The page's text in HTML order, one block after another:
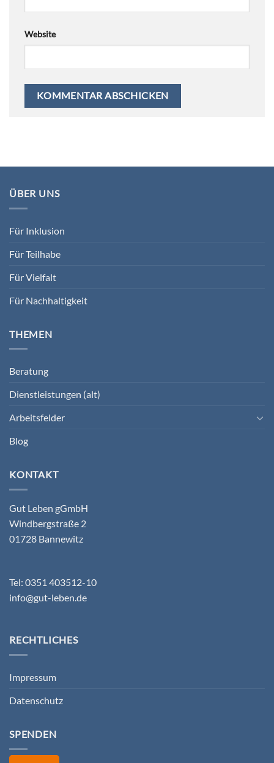
Website
ÜBER UNS
Für Inklusion
Für Teilhabe
Für Vielfalt
Für Nachhaltigkeit
THEMEN
Beratung
Dienstleistungen (alt)
Arbeitsfelder
Blog
KONTAKT
Gut Leben gGmbH
Windbergstraße 2
01728 Bannewitz
Tel: 0351 403512-10
info@gut-leben.de
RECHTLICHES
Impressum
Datenschutz
SPENDEN